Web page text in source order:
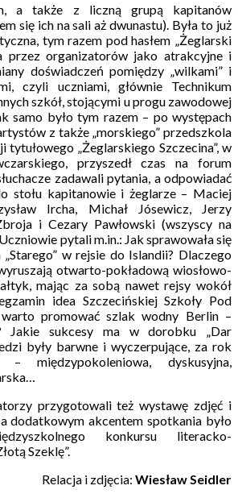
a także z liczną grupą kapitanów
się ich na sali aż dwunastu). Była to już
tym razem pod hasłem „Żeglarski
przez organizatorów jako atrakcyjne i
doświadczeń pomiędzy „wilkami” i
czyli uczniami, głównie Technikum
szkół, stojącymi u progu zawodowej
samo było tym razem – po występach
z także „morskiego” przedszkola
tytułowego „Żeglarskiego Szczecina”, w
przyszedł czas na forum
zadawali pytania, a odpowiadać
stołu kapitanowie i żeglarze – Maciej
Ircha, Michał Jósewicz, Jerzy
i Cezary Pawłowski (wszyscy na
pytali m.in.: Jak sprawowała się
„Starego” w rejsie do Islandii? Dlaczego
otwarto-pokładową wiosłowo-
mając za sobą nawet rejsy wokół
idea Szczecińskiej Szkoły Pod
promować szlak wodny Berlin –
Jakie sukcesy ma w dorobku „Dar
były barwne i wyczerpujące, za rok
– międzypokoleniowa, dyskusyjna,
przygotowali też wystawę zdjęć i
dodatkowym akcentem spotkania było
konkursu literacko-
Szeklę”.
Relacja i zdjęcia: Wiesław Seidler